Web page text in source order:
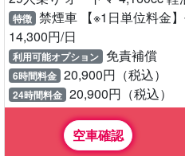
特徴 禁煙車 【※1日単位料金
14,300円/日
利用可能オプション 免責補償
6時間料金 20,900円（税込）
24時間料金 20,900円（税込）
空車確認